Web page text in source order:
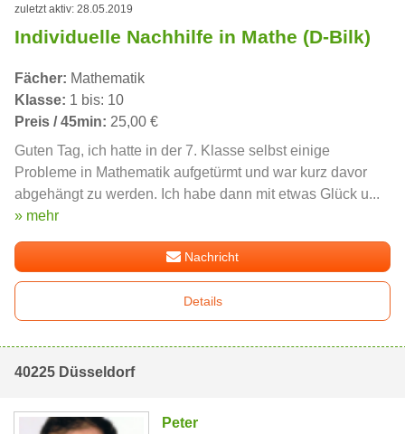
zuletzt aktiv: 28.05.2019
Individuelle Nachhilfe in Mathe (D-Bilk)
Fächer: Mathematik
Klasse: 1 bis: 10
Preis / 45min: 25,00 €
Guten Tag, ich hatte in der 7. Klasse selbst einige
Probleme in Mathematik aufgetürmt und war kurz davor
abgehängt zu werden. Ich habe dann mit etwas Glück u...
» mehr
Nachricht
Details
40225 Düsseldorf
Peter